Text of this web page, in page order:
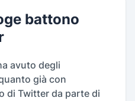
battono
avuto degli
già con
di Twitter da parte di